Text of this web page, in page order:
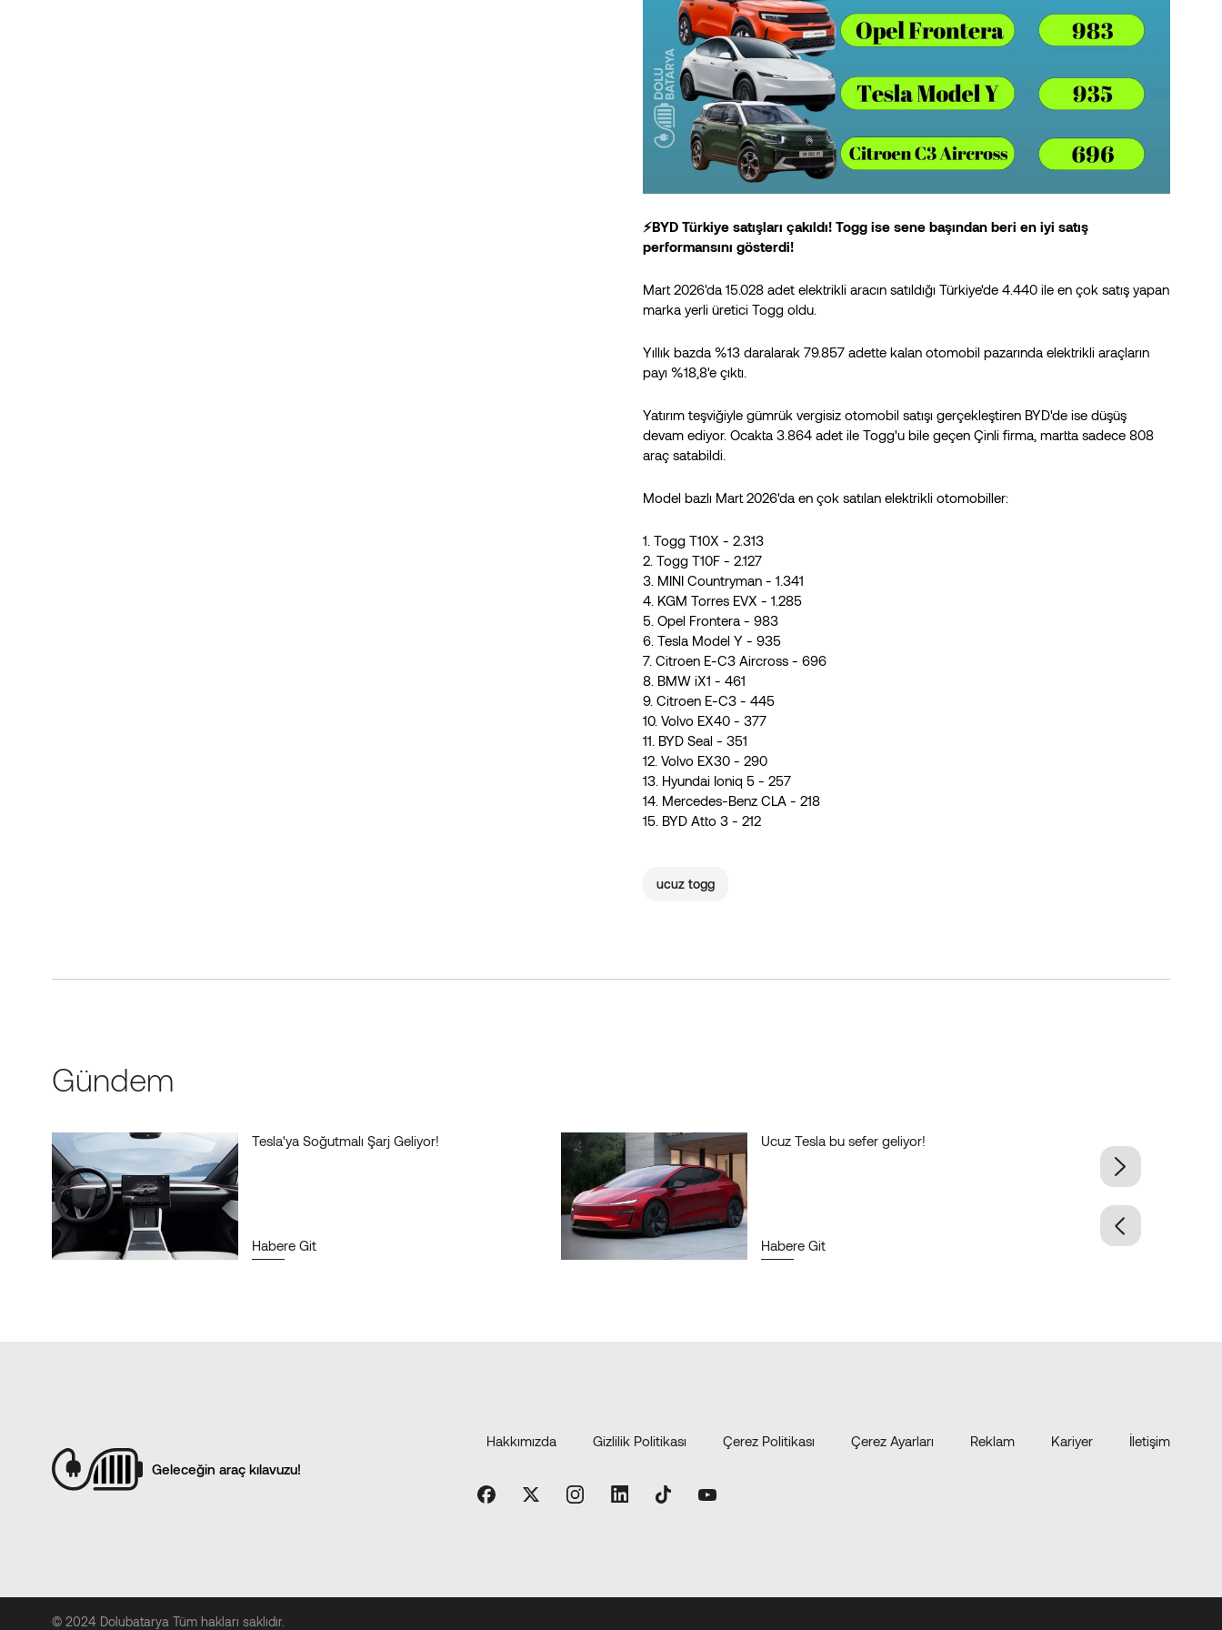
⚡BYD Türkiye satışları çakıldı! Togg ise sene başından beri en iyi satış
performansını gösterdi!
Mart 2026'da 15.028 adet elektrikli aracın satıldığı Türkiye'de 4.440 ile en çok satış yapan
marka yerli üretici Togg oldu.
Yıllık bazda %13 daralarak 79.857 adette kalan otomobil pazarında elektrikli araçların
payı %18,8'e çıktı.
Yatırım teşviğiyle gümrük vergisiz otomobil satışı gerçekleştiren BYD'de ise düşüş
devam ediyor. Ocakta 3.864 adet ile Togg'u bile geçen Çinli firma, martta sadece 808
araç satabildi.
Model bazlı Mart 2026'da en çok satılan elektrikli otomobiller:
1. Togg T10X - 2.313
2. Togg T10F - 2.127
3. MINI Countryman - 1.341
4. KGM Torres EVX - 1.285
5. Opel Frontera - 983
6. Tesla Model Y - 935
7. Citroen E-C3 Aircross - 696
8. BMW iX1 - 461
9. Citroen E-C3 - 445
10. Volvo EX40 - 377
11. BYD Seal - 351
12. Volvo EX30 - 290
13. Hyundai Ioniq 5 - 257
14. Mercedes-Benz CLA - 218
15. BYD Atto 3 - 212
ucuz togg
Gündem
Tesla'ya Soğutmalı Şarj Geliyor!
Habere Git
Ucuz Tesla bu sefer geliyor!
Habere Git
Geleceğin araç kılavuzu!
Hakkımızda Gizlilik Politikası Çerez Politikası Çerez Ayarları Reklam Kariyer İletişim
© 2024 Dolubatarya Tüm hakları saklıdır.